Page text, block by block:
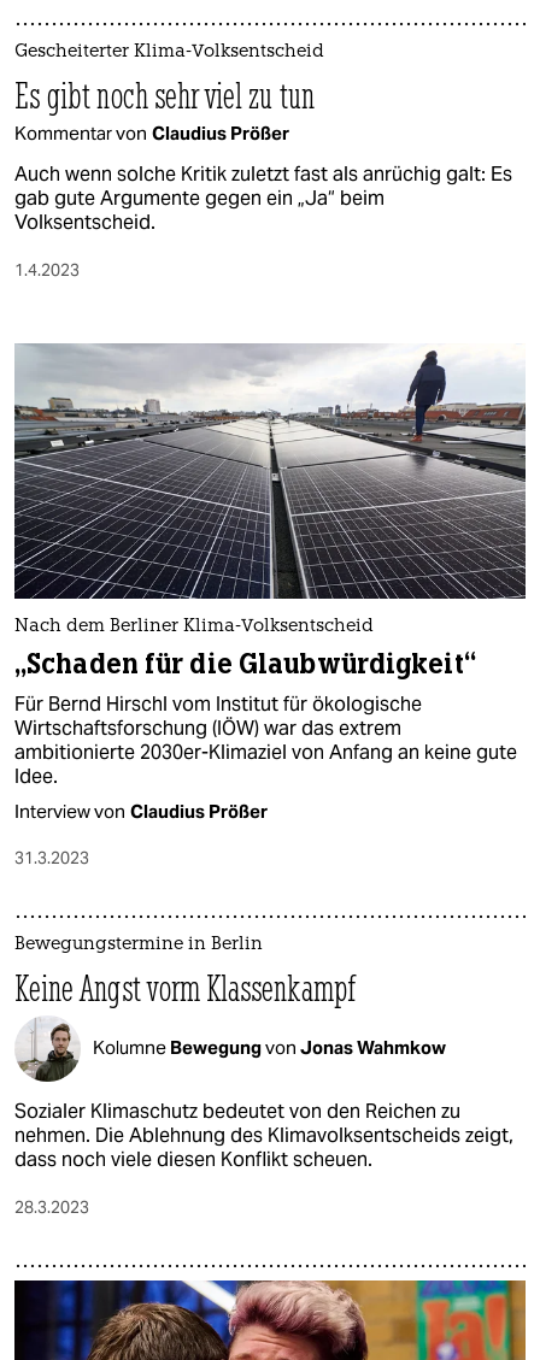
Gescheiterter Klima-Volksentscheid
Es gibt noch sehr viel zu tun
Kommentar von Claudius Prößer
Auch wenn solche Kritik zuletzt fast als anrüchig galt: Es
gab gute Argumente gegen ein „Ja“ beim
Volksentscheid.
1.4.2023
Nach dem Berliner Klima-Volksentscheid
„Schaden für die Glaubwürdigkeit“
Für Bernd Hirschl vom Institut für ökologische
Wirtschaftsforschung (IÖW) war das extrem
ambitionierte 2030er-Klimaziel von Anfang an keine gute
Idee.
Interview von Claudius Prößer
31.3.2023
Bewegungstermine in Berlin
Keine Angst vorm Klassenkampf
Kolumne Bewegungvon Jonas Wahmkow
Sozialer Klimaschutz bedeutet von den Reichen zu
nehmen. Die Ablehnung des Klimavolksentscheids zeigt,
dass noch viele diesen Konflikt scheuen.
28.3.2023